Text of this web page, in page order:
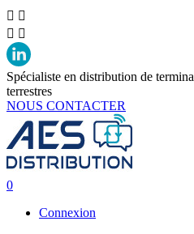
 
 
Spécialiste en distribution de
terrestres
NOUS CONTACTER
0
Connexion